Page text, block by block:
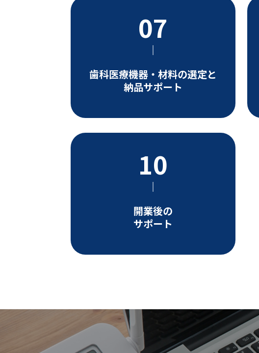
歯科医療機器・材料の選定と
納品サポート
開業後の
サポート